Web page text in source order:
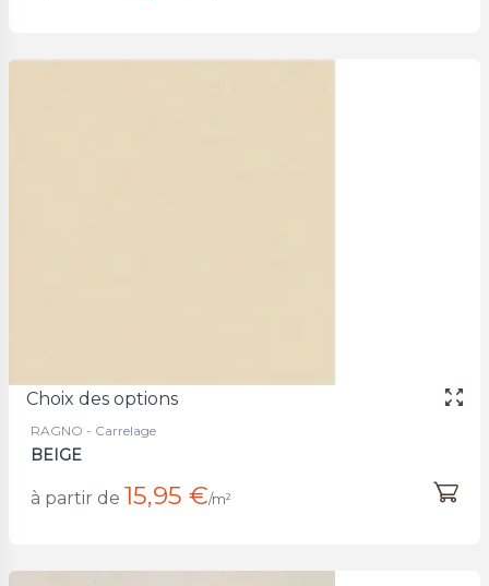
Choix des options
RAGNO - Carrelage
BEIGE
à partir de 15,95 €/m²